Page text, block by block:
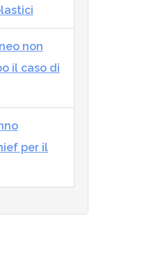
non
il caso di
per il